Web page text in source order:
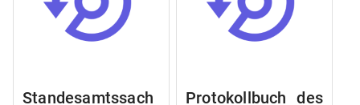
Standesamtssach
Protokollbuch des